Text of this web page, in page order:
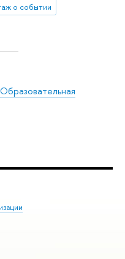
о событии
Образовательная